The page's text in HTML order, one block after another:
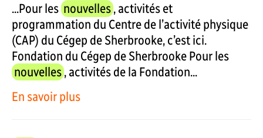
...Pour les nouvelles, activités et
programmation du Centre de l’activité physique
(CAP) du Cégep de Sherbrooke, c’est ici.
Fondation du Cégep de Sherbrooke Pour les
nouvelles, activités de la Fondation...
En savoir plus